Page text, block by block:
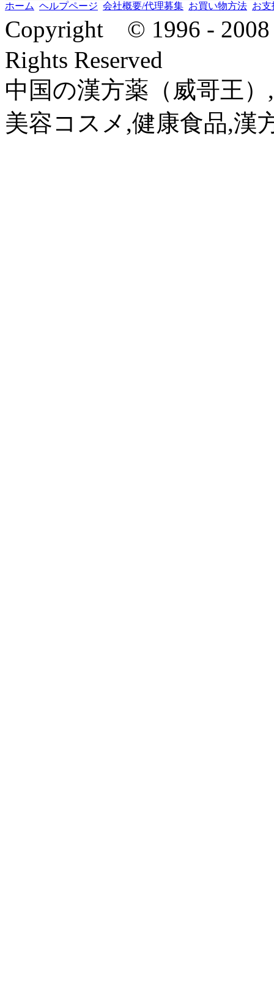
ホーム ヘルプページ 会社概要/代理募集 お買い物方法 お支
Copyright © 1996 -
Rights Reserved
中国の漢方薬（威哥王
美容コスメ,健康食品,漢